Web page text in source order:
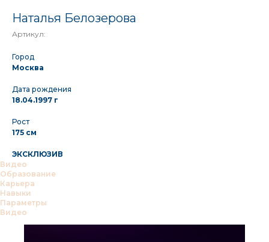
Наталья Белозерова
Артикул:
Город
Москва
Дата рождения
18.04.1997 г
Рост
175 см
ЭКСКЛЮЗИВ
Видео
Образование
Карьера
Навыки
Параметры
Видео